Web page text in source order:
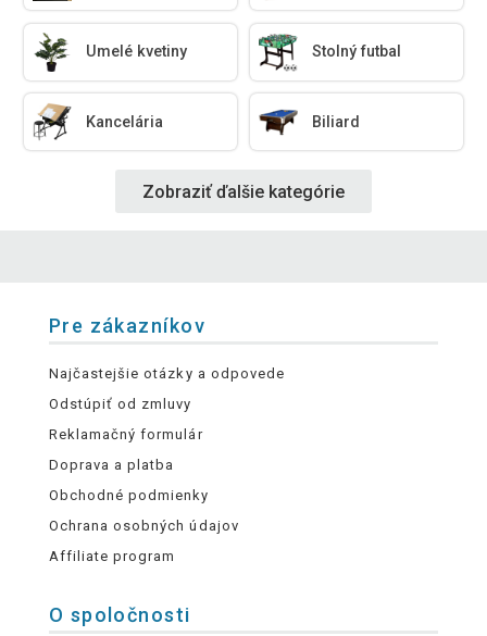
Umelé kvetiny Stolný futbal
Kancelária Biliard
Zobraziť ďalšie kategórie
Pre zákazníkov
Najčastejšie otázky a odpovede
Odstúpiť od zmluvy
Reklamačný formulár
Doprava a platba
Obchodné podmienky
Ochrana osobných údajov
Affiliate program
O spoločnosti